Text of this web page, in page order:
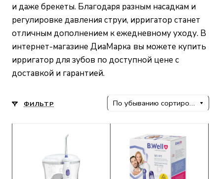
и даже брекеты. Благодаря разным насадкам и
регулировке давления струи, ирригатор станет
отличным дополнением к ежедневному уходу. В
интернет-магазине ДиаМарка вы можете купить
ирригатор для зубов по доступной цене с
доставкой и гарантией.
ФИЛЬТР По убыванию сортировки